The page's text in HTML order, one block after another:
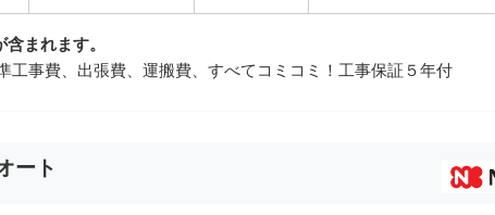
まれます。
工事費、出張費、運搬費、すべてコミコミ！工事保証５年付
ート